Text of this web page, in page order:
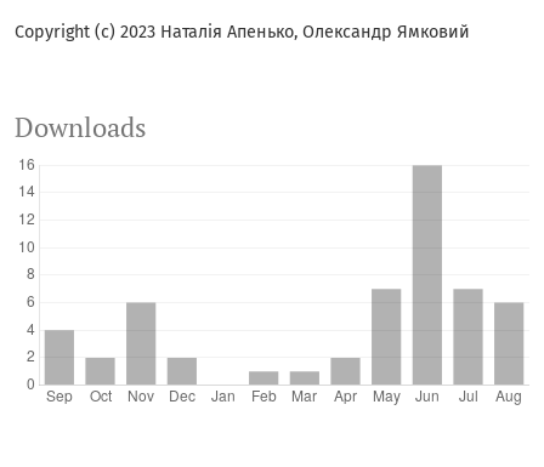
Copyright (c) 2023 Наталія Апенько, Олександр Ямковий
Downloads